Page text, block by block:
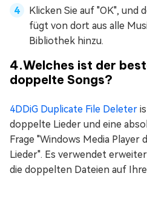
Klicken Sie auf "OK", und
fügt von dort aus alle
Bibliothek hinzu.
4.Welches ist der
doppelte Songs?
4DDiG Duplicate File Deleter
doppelte Lieder und eine
Frage "Windows Media Player
Lieder". Es verwendet
die doppelten Dateien auf